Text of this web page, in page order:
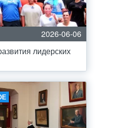
2026-06-06
лидерских